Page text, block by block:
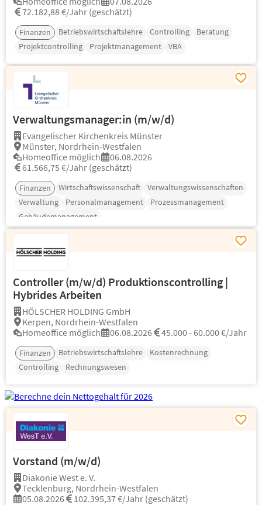
72.182,88 €/Jahr (geschätzt)
Finanzen Betriebswirtschaftslehre Controlling
Beratung
Projektcontrolling
Projektmanagement VBA
Verwaltungsmanager:in (m/w/d)
Evangelischer Kirchenkreis Münster
Münster, Nordrhein-Westfalen
Homeoffice möglich
06.08.2026
61.566,75 €/Jahr (geschätzt)
Finanzen Wirtschaftswissenschaft
Verwaltungswissenschaften
Verwaltung
Personalmanagement
Prozessmanagement
Gebäudemanagement
Controller (m/w/d) Produktionscontrolling |
Hybrides Arbeiten
HÖLSCHER HOLDING GmbH
Kerpen, Nordrhein-Westfalen
Homeoffice möglich
06.08.2026 45.000 - 60.000 €/Jahr
Finanzen Betriebswirtschaftslehre
Kostenrechnung
Controlling
Rechnungswesen
Vorstand (m/w/d)
Diakonie West e. V.
Tecklenburg, Nordrhein-Westfalen
05.08.2026
102.395,37 €/Jahr (geschätzt)